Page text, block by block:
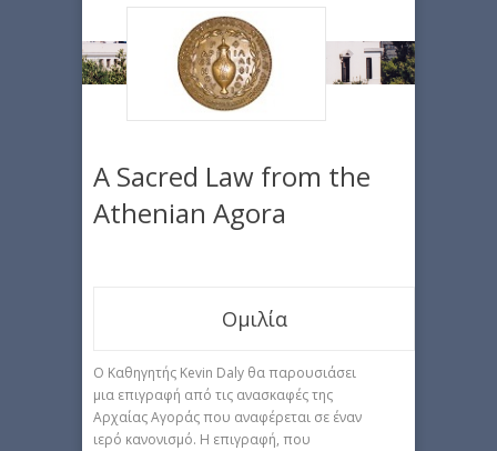
A Sacred Law from the
Athenian Agora
Ομιλία
Ο Καθηγητής Kevin Daly θα παρουσιάσει
μια επιγραφή από τις ανασκαφές της
Αρχαίας Αγοράς που αναφέρεται σε έναν
ιερό κανονισμό. Η επιγραφή, που